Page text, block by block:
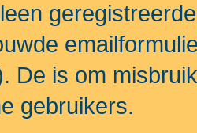
De is om
gebruikers.